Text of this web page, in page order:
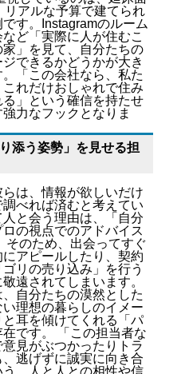
アルな予算で建てられ
す。Instagramのルーム
ど「実際に人が住むこ
」を見て、自分たちの
できるかどうかが大き
「この会社なら、私た
れだけおしゃれで住み
」という確信を持たせ
力なフックとなりま
添う姿勢」を見せる担
は、情報が欲しいだけ
べれば済むと考えてい
と会う理由は、「自分
の視点でのアドバイス
そのため、出会ってすぐ
アピールしたり、契約
リの売り込み」を行う
遠されてしまいます。
自分たちの漠然とした
理想の暮らしのイメー
耳を傾けてくれる「パ
です。 「この担当者な
見がぶつかったりトラ
逃げずに誠実に向き合
、人と人との相性や信